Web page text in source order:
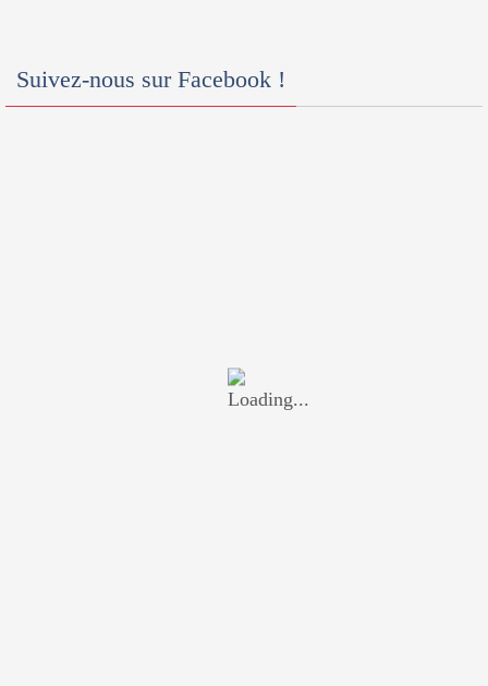
Suivez-nous sur Facebook !